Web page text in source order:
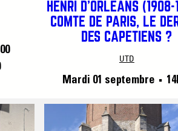
HENRI D’ORLÉANS
COMTE DE PARIS, LE
DES CAPÉTIENS ?
UTD
Mardi 01 septembre ■